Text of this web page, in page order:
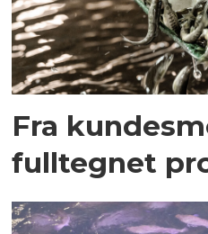
Fra
fulltegnet